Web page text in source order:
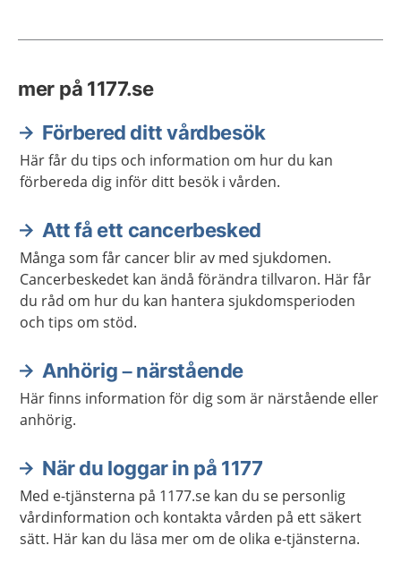
mer på 1177.se
Förbered ditt vårdbesök
Här får du tips och information om hur du kan
förbereda dig inför ditt besök i vården.
Att få ett cancerbesked
Många som får cancer blir av med sjukdomen.
Cancerbeskedet kan ändå förändra tillvaron. Här får
du råd om hur du kan hantera sjukdomsperioden
och tips om stöd.
Anhörig – närstående
Här finns information för dig som är närstående eller
anhörig.
När du loggar in på 1177
Med e-tjänsterna på 1177.se kan du se personlig
vårdinformation och kontakta vården på ett säkert
sätt. Här kan du läsa mer om de olika e-tjänsterna.